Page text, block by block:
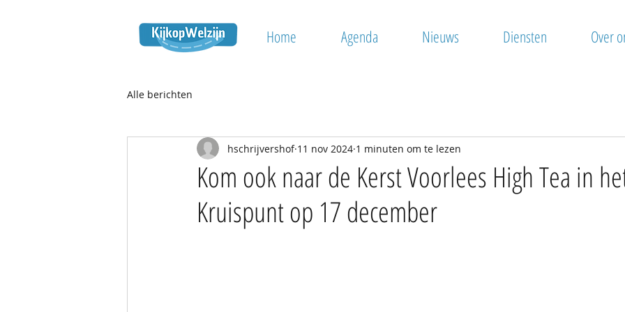
Home Agenda Nieuws Diensten Over
Alle berichten
Kom ook naar de Kerst Voorlees High Tea in
Kruispunt op 17 december
hschrijvershof 11 nov 2024 1 minuten om te lezen